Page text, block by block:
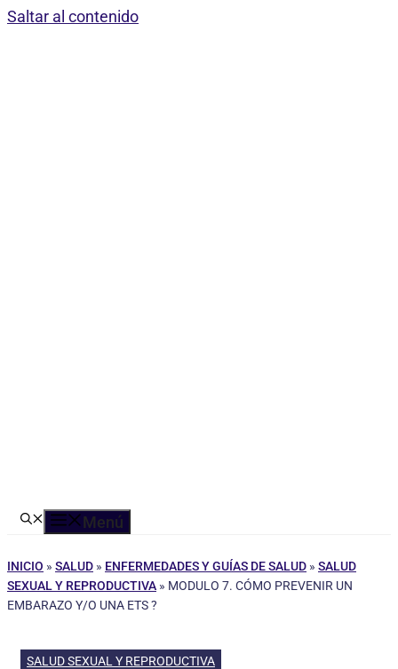
Saltar al contenido
Menú
INICIO » SALUD » ENFERMEDADES Y GUÍAS DE SALUD » SALUD
SEXUAL Y REPRODUCTIVA » MODULO 7. CÓMO PREVENIR UN
EMBARAZO Y/O UNA ETS ?
SALUD SEXUAL Y REPRODUCTIVA